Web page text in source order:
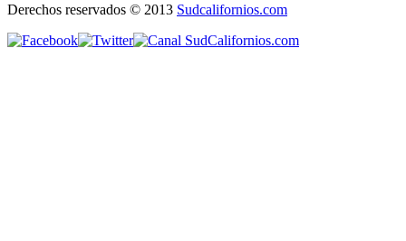
Derechos reservados © 2013 Sudcalifornios.com